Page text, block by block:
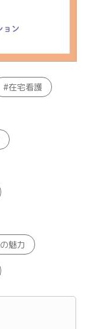
在宅看護
魅力